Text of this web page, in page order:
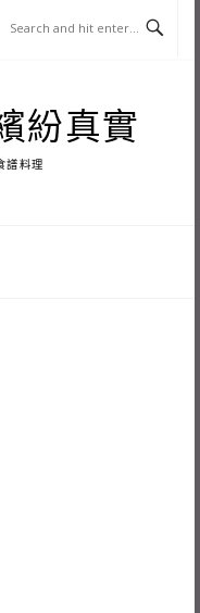
紛真實
譜料理